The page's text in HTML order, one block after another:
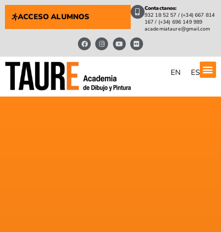
ACCESO ALUMNOS
Contactanos:
932 18 52 57 / (+34) 667 814
167 / (+34) 696 149 989
academiataure@gmail.com
EN ES